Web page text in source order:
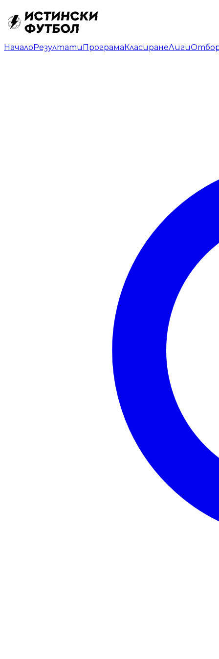
НачалоРезултатиПрограмаКласиранеЛиги